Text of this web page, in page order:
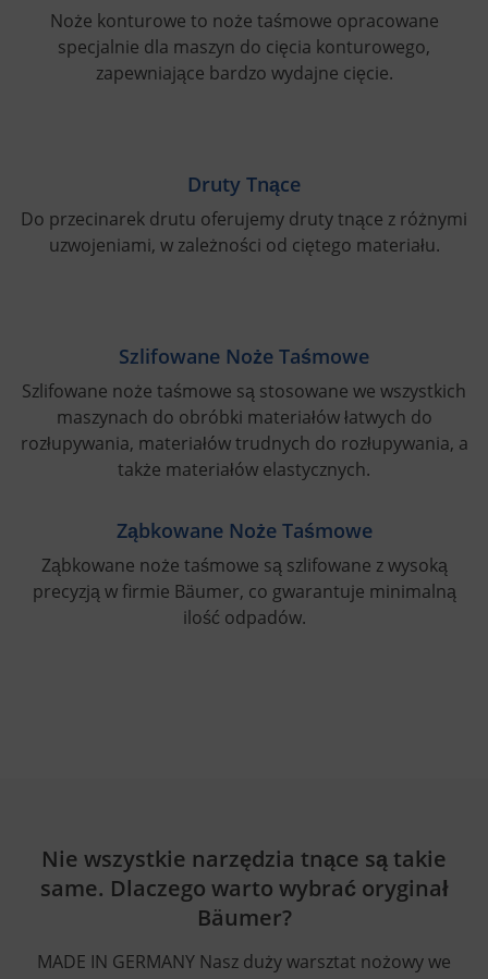
Noże konturowe to noże taśmowe opracowane
specjalnie dla maszyn do cięcia konturowego,
zapewniające bardzo wydajne cięcie.
Druty Tnące
Do przecinarek drutu oferujemy druty tnące z różnymi
uzwojeniami, w zależności od ciętego materiału.
Szlifowane Noże Taśmowe
Szlifowane noże taśmowe są stosowane we wszystkich
maszynach do obróbki materiałów łatwych do
rozłupywania, materiałów trudnych do rozłupywania, a
także materiałów elastycznych.
Ząbkowane Noże Taśmowe
Ząbkowane noże taśmowe są szlifowane z wysoką
precyzją w firmie Bäumer, co gwarantuje minimalną
ilość odpadów.
Nie wszystkie narzędzia tnące są takie
same. Dlaczego warto wybrać oryginał
Bäumer?
MADE IN GERMANY Nasz duży warsztat nożowy we